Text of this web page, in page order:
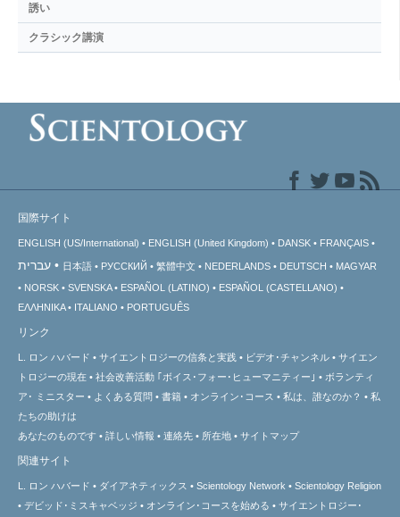
誘い
クラシック講演
国際サイト
ENGLISH (US/International) ENGLISH (United Kingdom) DANSK FRANÇAIS
עברית 日本語 РУССКИЙ 繁體中文 NEDERLANDS DEUTSCH
MAGYAR
NORSK
SVENSKA ESPAÑOL (LATINO)
ESPAÑOL (CASTELLANO)
ΕΛΛΗΝΙΚA
ITALIANO PORTUGUÊS
リンク
L. ロン ハバード サイエントロジーの信条と実践 ビデオ･チャンネル
サイエン
トロジーの現在 社会改善活動 ｢ボイス･フォー･ヒューマニティー｣
ボランティ
ア･
ミニスター よくある質問 書籍 オンライン･コース 私は、誰なのか？
私
たちの助けは
あなたのものです
詳しい情報 連絡先 所在地 サイトマップ
関連サイト
L. ロン ハバード ダイアネティックス Scientology Network
Scientology Religion
デビッド･ミスキャベッジ
オンライン･コースを始める サイエントロジー･